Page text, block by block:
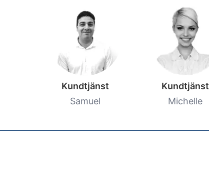
Kundtjänst
Samuel
Kundtjänst
Michelle